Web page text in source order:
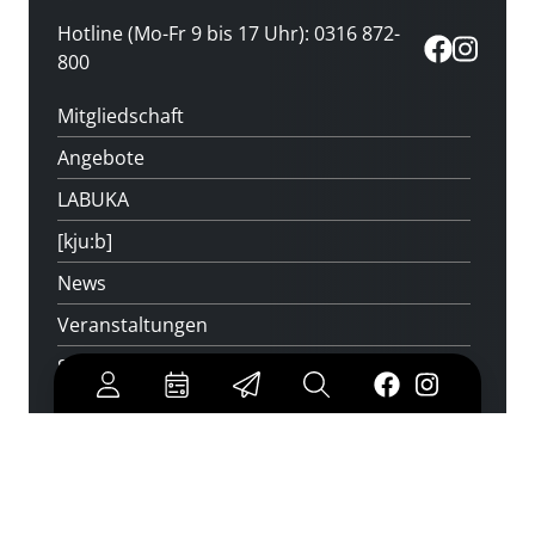
Hotline (Mo-Fr 9 bis 17 Uhr): 0316 872-
800
Mitgliedschaft
Angebote
LABUKA
[kju:b]
News
Veranstaltungen
Standorte